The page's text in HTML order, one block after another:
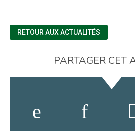
RETOUR AUX ACTUALITÉS
PARTAGER CET